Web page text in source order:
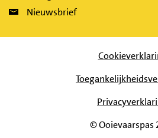
Nieuwsbrief
© Ooievaarspas